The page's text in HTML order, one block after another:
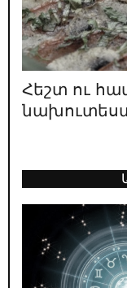
իշխանության
աշխատանքը.
Հեշտ ու